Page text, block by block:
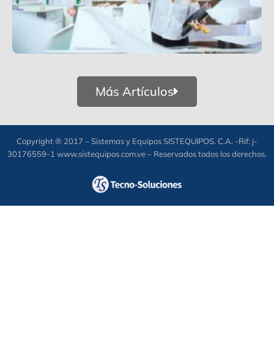
Más Artículos
Copyright ® 2017 – Sistemas y Equipos SISTEQUIPOS. C.A. -Rif: j-
30176559-1 www.sistequipos.com.ve – Reservados todos los derechos.